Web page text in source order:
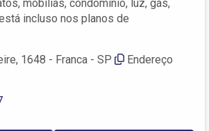
mobílias, condomínio, luz, gás,
incluso nos planos de
1648 - Franca - SP
Endereço